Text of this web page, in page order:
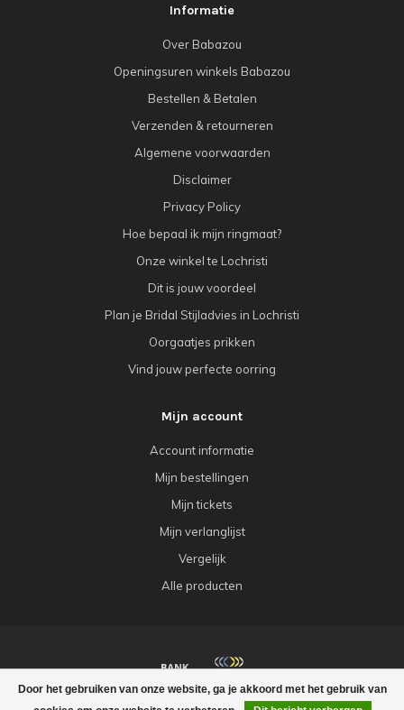
Door het gebruiken van onze website, ga je akkoord met het gebruik van
Informatie
Over Babazou
Openingsuren winkels Babazou
Bestellen & Betalen
Verzenden & retourneren
Algemene voorwaarden
Disclaimer
Privacy Policy
Hoe bepaal ik mijn ringmaat?
Onze winkel te Lochristi
Dit is jouw voordeel
Plan je Bridal Stijladvies in Lochristi
Oorgaatjes prikken
Vind jouw perfecte oorring
Mijn account
Account informatie
Mijn bestellingen
Mijn tickets
Mijn verlanglijst
Vergelijk
Alle producten